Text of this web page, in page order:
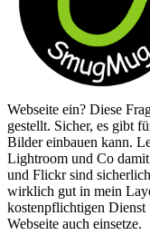
Webseite ein? Diese
gestellt. Sicher, es gibt
Bilder einbauen kann.
Lightroom und Co
und Flickr sind
wirklich gut in mein
kostenpflichtigen Dienst
Webseite auch einsetze.